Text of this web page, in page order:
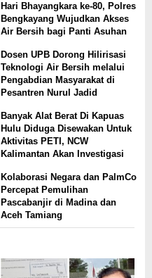
Hari Bhayangkara ke-80, Polres
Bengkayang Wujudkan Akses
Air Bersih bagi Panti Asuhan
Dosen UPB Dorong Hilirisasi
Teknologi Air Bersih melalui
Pengabdian Masyarakat di
Pesantren Nurul Jadid
Banyak Alat Berat Di Kapuas
Hulu Diduga Disewakan Untuk
Aktivitas PETI, NCW
Kalimantan Akan Investigasi
Kolaborasi Negara dan PalmCo
Percepat Pemulihan
Pascabanjir di Madina dan
Aceh Tamiang